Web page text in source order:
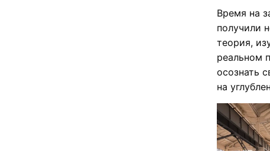
Время на
получили
теория,
реальном
осознать
на